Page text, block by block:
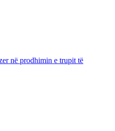
në prodhimin e trupit të